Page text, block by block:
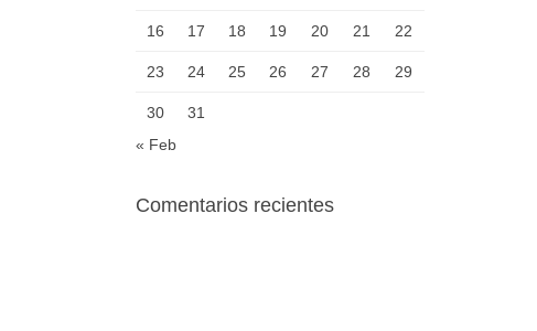
16 17 18 19 20 21 22
23 24 25 26 27 28 29
30
31
« Feb
Comentarios recientes